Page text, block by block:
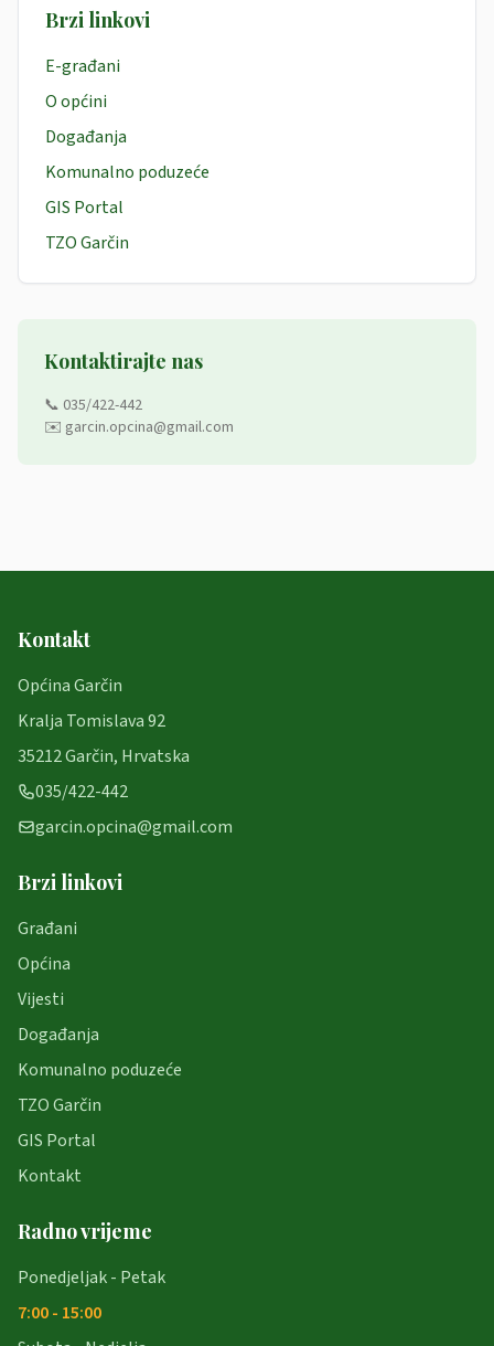
Brzi linkovi
E-građani
O općini
Događanja
Komunalno poduzeće
GIS Portal
TZO Garčin
Kontaktirajte nas
📞 035/422-442
✉️ garcin.opcina@gmail.com
Kontakt
Općina Garčin
Kralja Tomislava 92
35212 Garčin, Hrvatska
035/422-442
garcin.opcina@gmail.com
Brzi linkovi
Građani
Općina
Vijesti
Događanja
Komunalno poduzeće
TZO Garčin
GIS Portal
Kontakt
Radno vrijeme
Ponedjeljak - Petak
7:00 - 15:00